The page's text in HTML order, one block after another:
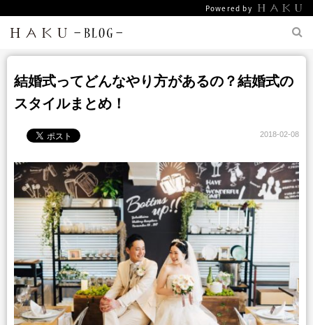
Powered by
結婚式ってどんなやり方があるの？結婚式の
スタイルまとめ！
2018-02-08